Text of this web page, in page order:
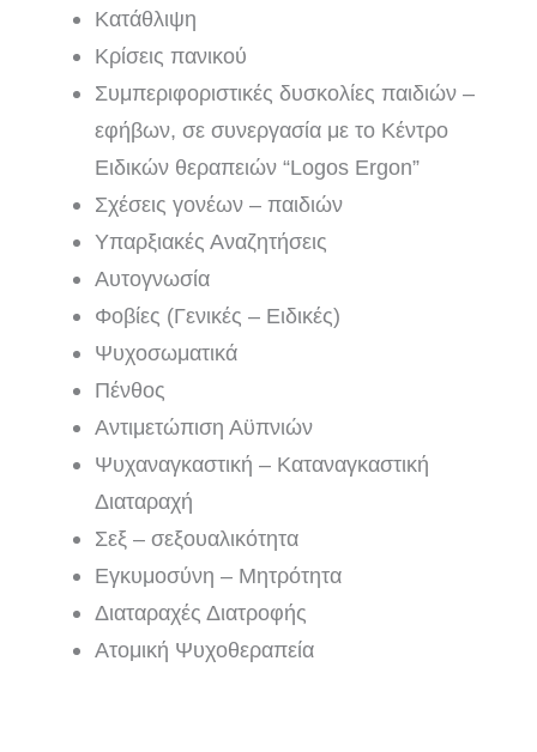
Κατάθλιψη
Κρίσεις πανικού
Συμπεριφοριστικές δυσκολίες παιδιών –
εφήβων, σε συνεργασία με το Κέντρο
Ειδικών θεραπειών “Logos Ergon”
Σχέσεις γονέων – παιδιών
Υπαρξιακές Αναζητήσεις
Αυτογνωσία
Φοβίες (Γενικές – Ειδικές)
Ψυχοσωματικά
Πένθος
Αντιμετώπιση Αϋπνιών
Ψυχαναγκαστική – Καταναγκαστική
Διαταραχή
Σεξ – σεξουαλικότητα
Εγκυμοσύνη – Μητρότητα
Διαταραχές Διατροφής
Ατομική Ψυχοθεραπεία